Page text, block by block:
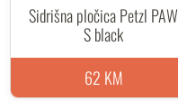
Sidrišna pločica Petzl PAW
S black
62 KM